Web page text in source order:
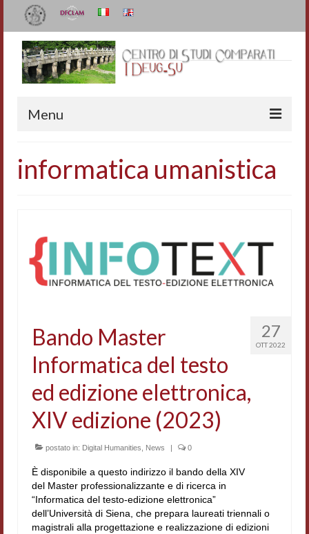
Menu
Organizzazione e contatti
Statuto
Ricerca
Hagiographica Coreana
Scrittori Latini dell’Europa Medievale
Corpus Rhythmorum Musicum
informatica umanistica
27
OTT 2022
Bando Master
Informatica del testo
ed edizione elettronica,
XIV edizione (2023)
postato in: Digital Humanities News | 0
È disponibile a questo indirizzo il bando della XIV
del Master professionalizzante e di ricerca in
“Informatica del testo-edizione elettronica”
dell’Università di Siena, che prepara laureati triennali o
magistrali alla progettazione e realizzazione di edizioni